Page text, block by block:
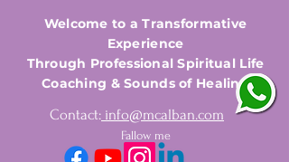
Welcome to a Transformative
Experience
Through Professional Spiritual Life
Coaching & Sounds of Healing
Contact: info@mcalban.com
Fallow me